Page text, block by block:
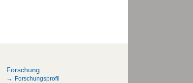
Forschung
Forschungsprofil